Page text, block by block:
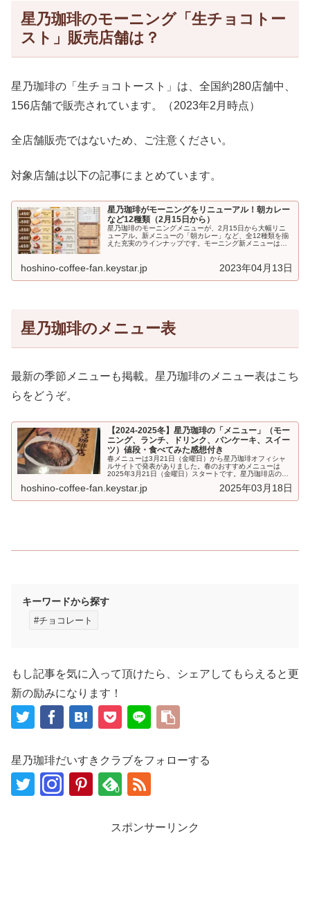
星乃珈琲のモーニング「生チョコトー
スト」販売店舗は？
星乃珈琲の「生チョコトースト」は、全国約280店舗中、
156店舗で販売されています。（2023年2月時点）
全店舗販売ではないため、ご注意ください。
対象店舗は以下の記事にまとめています。
星乃珈琲がモーニングをリニューアル！朝カレー
など12種類（2月15日から）
星乃珈琲のモーニングメニューが、2月15日から大幅リニ
ューアル。新メニューの「朝カレー」など、全12種類を揃
えた充実のラインナップです。モーニング新メニューは、
hoshino-coffee-fan.keystar.jp 2023年04月13日
星乃珈琲のメニュー表
最新の季節メニューも掲載。星乃珈琲のメニュー表はこち
らをどうぞ。
【2024-2025冬】星乃珈琲の「メニュー」（モー
ニング、ランチ、ドリンク、パンケーキ、スイー
ツ）値段・食べてみた感想付き
春メニューは3月21日（金曜日）から星乃珈琲オフィシャ
ルサイトで発表がありました。春のおすすめメニューは
2025年3月21日（金曜日）スタートです。星乃珈琲店の
hoshino-coffee-fan.keystar.jp 2025年03月18日
キーワードから探す
#チョコレート
もし記事を気に入って頂けたら、シェアしてもらえると更
新の励みになります！
星乃珈琲だいすきクラブをフォローする
0
スポンサーリンク